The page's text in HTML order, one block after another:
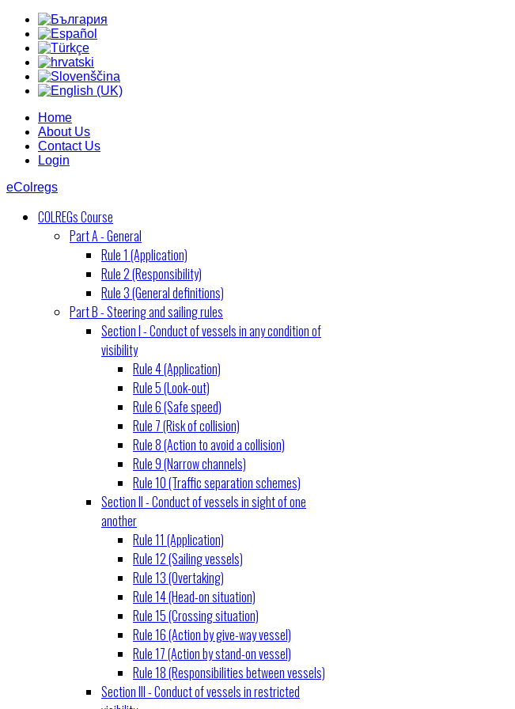
Home
About Us
Contact Us
Login
eColregs
COLREGs Course
Part A - General
Rule 1 (Application)
Rule 2 (Responsibility)
Rule 3 (General definitions)
Part B - Steering and sailing rules
Section I - Conduct of vessels in any condition of
visibility
Rule 4 (Application)
Rule 5 (Look-out)
Rule 6 (Safe speed)
Rule 7 (Risk of collision)
Rule 8 (Action to avoid a collision)
Rule 9 (Narrow channels)
Rule 10 (Traffic separation schemes)
Section II - Conduct of vessels in sight of one
another
Rule 11 (Application)
Rule 12 (Sailing vessels)
Rule 13 (Overtaking)
Rule 14 (Head-on situation)
Rule 15 (Crossing situation)
Rule 16 (Action by give-way vessel)
Rule 17 (Action by stand-on vessel)
Rule 18 (Responsibilities between vessels)
Section III - Conduct of vessels in restricted